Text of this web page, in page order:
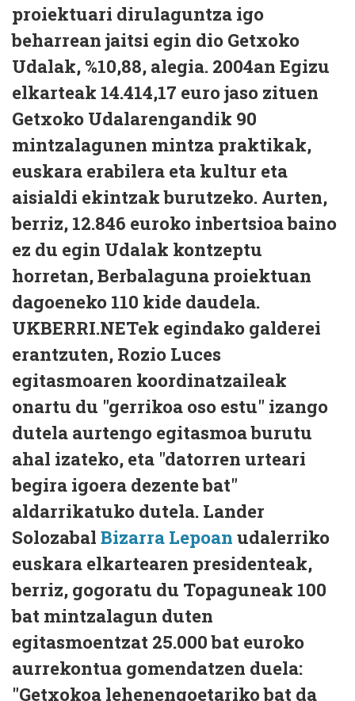
proiektuari dirulaguntza igo
beharrean jaitsi egin dio Getxoko
Udalak, %10,88, alegia. 2004an Egizu
elkarteak 14.414,17 euro jaso zituen
Getxoko Udalarengandik 90
mintzalagunen mintza praktikak,
euskara erabilera eta kultur eta
aisialdi ekintzak burutzeko. Aurten,
berriz, 12.846 euroko inbertsioa baino
ez du egin Udalak kontzeptu
horretan, Berbalaguna proiektuan
dagoeneko 110 kide daudela.
UKBERRI.NETek egindako galderei
erantzuten, Rozio Luces
egitasmoaren koordinatzaileak
onartu du "gerrikoa oso estu" izango
dutela aurtengo egitasmoa burutu
ahal izateko, eta "datorren urteari
begira igoera dezente bat"
aldarrikatuko dutela. Lander
Solozabal Bizarra Lepoan udalerriko
euskara elkartearen presidenteak,
berriz, gogoratu du Topaguneak 100
bat mintzalagun duten
egitasmoentzat 25.000 bat euroko
aurrekontua gomendatzen duela:
"Getxokoa lehenengoetariko bat da